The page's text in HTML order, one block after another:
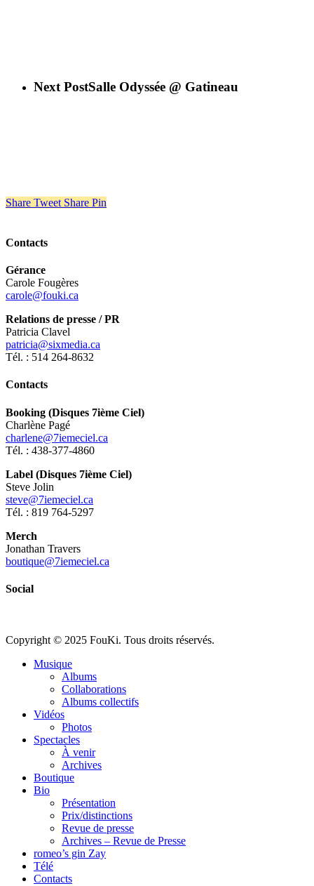
Next PostSalle Odyssée @ Gatineau
Share Tweet Share Pin
Contacts
Gérance
Carole Fougères
carole@fouki.ca
Relations de presse / PR
Patricia Clavel
patricia@sixmedia.ca
Tél. : 514 264-8632
Contacts
Booking (Disques 7ième Ciel)
Charlène Pagé
charlene@7iemeciel.ca
Tél. : 438-377-4860
Label (Disques 7ième Ciel)
Steve Jolin
steve@7iemeciel.ca
Tél. : 819 764-5297
Merch
Jonathan Travers
boutique@7iemeciel.ca
Social
Copyright © 2025 FouKi. Tous droits réservés.
Close
Musique
Albums
Collaborations
Albums collectifs
Vidéos
Photos
Spectacles
À venir
Archives
Boutique
Bio
Présentation
Prix/distinctions
Revue de presse
Archives – Revue de Presse
romeo’s gin Zay
Télé
Contacts